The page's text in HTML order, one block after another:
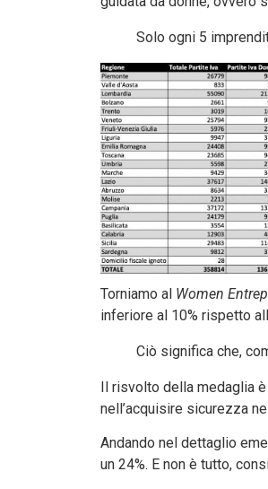
Solo ogni 5
Torniamo al Women
inferiore al 10% rispetto
Ciò significa che,
Il risvolto della medaglia
nell’acquisire sicurezza
Andando nel dettaglio
un 24%. E non è tutto,